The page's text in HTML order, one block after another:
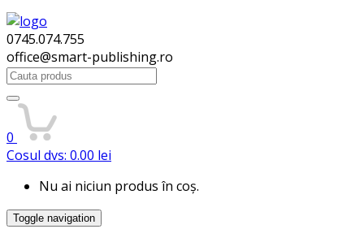
0745.074.755
office@smart-publishing.ro
Search
for:
0
Cosul dvs: 0.00 lei
Nu ai niciun produs în coș.
Toggle navigation